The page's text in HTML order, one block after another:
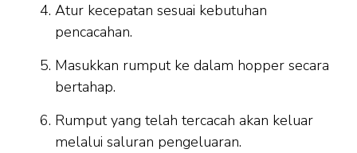
Atur kecepatan sesuai kebutuhan
pencacahan.
Masukkan rumput ke dalam hopper secara
bertahap.
Rumput yang telah tercacah akan keluar
melalui saluran pengeluaran.